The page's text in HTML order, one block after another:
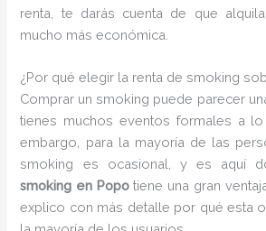
renta, te darás cuenta de que
mucho más económica.
¿Por qué elegir la renta de smoking
Comprar un smoking puede parecer
tienes muchos eventos formales a
embargo, para la mayoría de las
smoking es ocasional, y es aquí
smoking en Popotiene una gran
explico con más detalle por qué esta